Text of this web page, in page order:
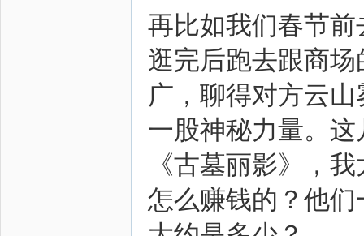
再比如我们春节
逛完后跑去跟商
广，聊得对方云
一股神秘力量。
《古墓丽影》，
怎么赚钱的？他